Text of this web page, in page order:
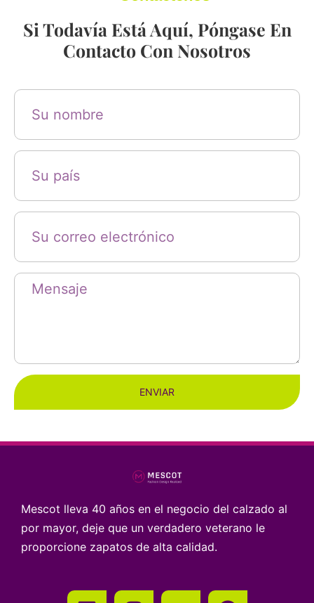
Si Todavía Está Aquí, Póngase En
Contacto Con Nosotros
ENVIAR
Mescot lleva 40 años en el negocio del calzado al
por mayor, deje que un verdadero veterano le
proporcione zapatos de alta calidad.